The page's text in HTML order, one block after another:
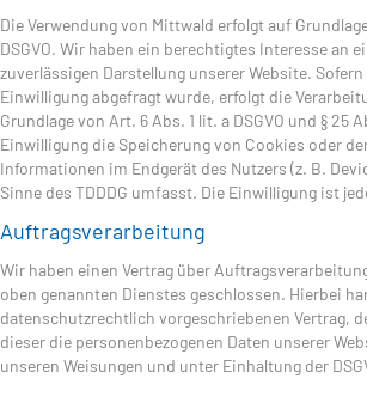
Die Verwendung von Mittwald erfolgt auf
DSGVO. Wir haben ein berechtigtes Interesse an
zuverlässigen Darstellung unserer Website.
Einwilligung abgefragt wurde, erfolgt die
Grundlage von Art. 6 Abs. 1 lit. a DSGVO und § 25
Einwilligung die Speicherung von Cookies oder
Informationen im Endgerät des Nutzers (z. B.
Sinne des TDDDG umfasst. Die Einwilligung ist
Auftragsverarbeitung
Wir haben einen Vertrag über
oben genannten Dienstes geschlossen. Hierbei
datenschutzrechtlich vorgeschriebenen Vertrag,
dieser die personenbezogenen Daten unserer
unseren Weisungen und unter Einhaltung der